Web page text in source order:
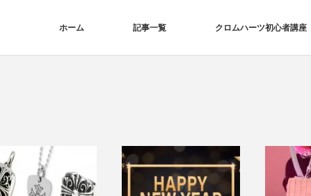
ホーム 記事一覧 クロムハーツ初心者講座